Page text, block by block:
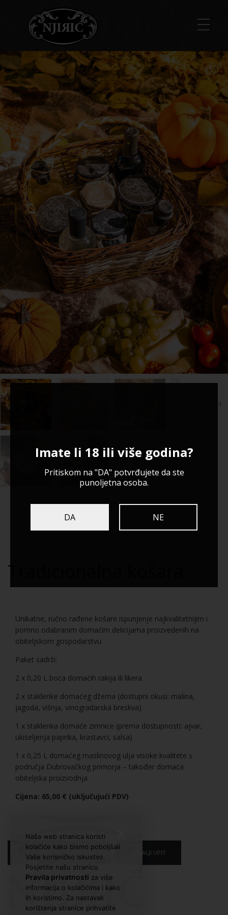
Tradicionalna košara
Unikatne, ručno rađene košare ispunjenje najkvalitetnijim i
pomno odabranim domaćim delicijama proizvedenih na
obiteljskom gospodarstvu.
Paket sadrži:
2 x 0,20 L boca domaćih rakija ili likera
2 x staklenke domaćeg džema (dostupni okusi: malina,
jagoda, višnja, vinogradarska breskva)
1 x staklenka domaće zimnice (prema dostupnosti: ajvar,
ukiseljenja paprika, krastavci, salsa)
1 x 0,25 L domaćeg maslinovog ulja visoke kvalitete s
područja Dubrovačkog primorja – također domaća
obiteljska proizvodnja
Cijena: 65,00 € (uključujući PDV)
POVRATAK NA PROIZVODE POŠALJI UPIT
Imate li 18 ili više godina?
Pritiskom na "DA" potvrđujete da ste
punoljetna osoba.
DA NE
Naša web stranica koristi
kolačiće kako bismo poboljšali
Vaše korisničko iskustvo.
Posjetite našu stranicu
Pravila privatnosti za više
informacija o kolačićima i kako
ih koristimo. Za nastavak
korištenja stranice prihvatite